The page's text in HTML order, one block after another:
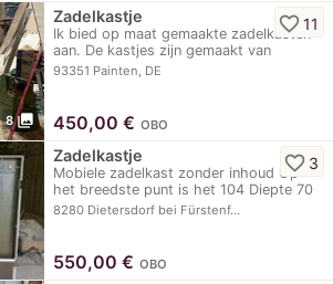
8 photo_library
Zadelkastje
Ik bied op maat gemaakte zadelkasten
aan. De kastjes zijn gemaakt van
massief houten…
93351 Painten, DE
favorite_border11
450,00 € OBO
Zadelkastje
Mobiele zadelkast zonder inhoud Op
het breedste punt is het 104 Diepte 70
en…
8280 Dietersdorf bei Fürstenf…
favorite_border 3
550,00 € OBO